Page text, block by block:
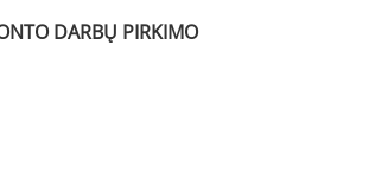
DARBŲ PIRKIMO